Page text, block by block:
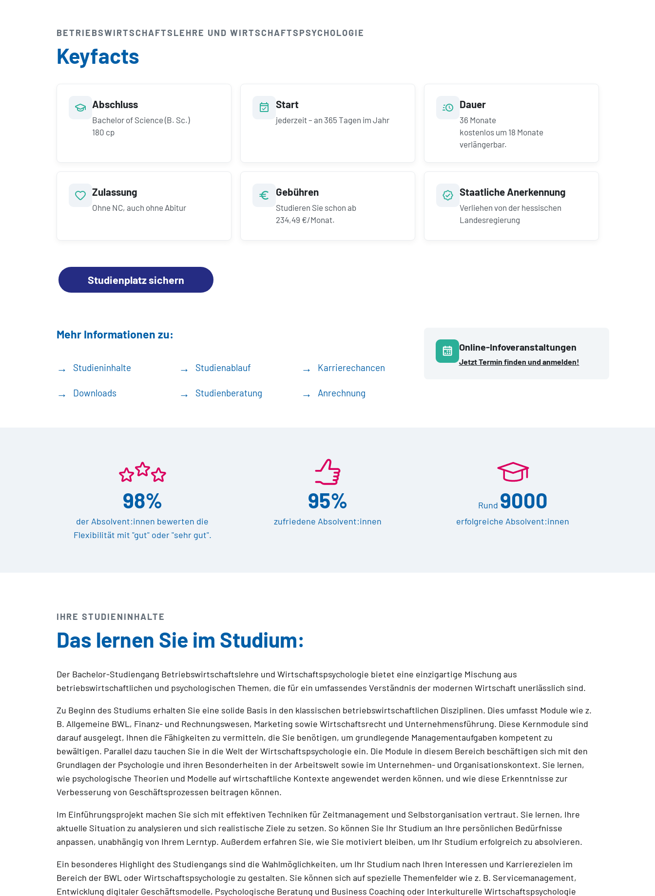
BETRIEBS­WIRTSCHAFTS­LEHRE UND WIRTSCHAFTS­PSYCHOLOGIE
Keyfacts
Abschluss
Bachelor of Science (B. Sc.)
180 cp
Start
jederzeit – an 365 Tagen im Jahr
Dauer
36 Monate
kostenlos um 18 Monate
verlängerbar.
Zulassung
Ohne NC, auch ohne Abitur
Gebühren
Studieren Sie schon ab
234,49 €/Monat.
Staatliche Anerkennung
Verliehen von der hessischen
Landesregierung
Studienplatz sichern
Mehr Informationen zu:
Studieninhalte Studienablauf Karrierechancen
Downloads Studienberatung Anrechnung
Online-Infoveranstaltungen
Jetzt Termin finden und anmelden!
98%
der Absolvent:innen bewerten die
Flexibilität mit "gut" oder "sehr gut".
95%
zufriedene Absolvent:innen
Rund 9000
erfolgreiche Absolvent:innen
IHRE STUDIENINHALTE
Das lernen Sie im Studium:
Der Bachelor-Studiengang Betriebswirtschaftslehre und Wirtschaftspsychologie bietet eine einzigartige Mischung aus
betriebswirtschaftlichen und psychologischen Themen, die für ein umfassendes Verständnis der modernen Wirtschaft unerlässlich sind.
Zu Beginn des Studiums erhalten Sie eine solide Basis in den klassischen betriebswirtschaftlichen Disziplinen. Dies umfasst Module wie z.
B. Allgemeine BWL, Finanz- und Rechnungswesen, Marketing sowie Wirtschaftsrecht und Unternehmensführung. Diese Kernmodule sind
darauf ausgelegt, Ihnen die Fähigkeiten zu vermitteln, die Sie benötigen, um grundlegende Managementaufgaben kompetent zu
bewältigen. Parallel dazu tauchen Sie in die Welt der Wirtschaftspsychologie ein. Die Module in diesem Bereich beschäftigen sich mit den
Grundlagen der Psychologie und ihren Besonderheiten in der Arbeitswelt sowie im Unternehmen- und Organisationskontext. Sie lernen,
wie psychologische Theorien und Modelle auf wirtschaftliche Kontexte angewendet werden können, und wie diese Erkenntnisse zur
Verbesserung von Geschäftsprozessen beitragen können.
Im Einführungsprojekt machen Sie sich mit effektiven Techniken für Zeitmanagement und Selbstorganisation vertraut. Sie lernen, Ihre
aktuelle Situation zu analysieren und sich realistische Ziele zu setzen. So können Sie Ihr Studium an Ihre persönlichen Bedürfnisse
anpassen, unabhängig von Ihrem Lerntyp. Außerdem erfahren Sie, wie Sie motiviert bleiben, um Ihr Studium erfolgreich zu absolvieren.
Ein besonderes Highlight des Studiengangs sind die Wahlmöglichkeiten, um Ihr Studium nach Ihren Interessen und Karrierezielen im
Bereich der BWL oder Wirtschaftspsychologie zu gestalten. Sie können sich auf spezielle Themenfelder wie z. B. Servicemanagement,
Entwicklung digitaler Geschäftsmodelle, Psychologische Beratung und Business Coaching oder Interkulturelle Wirtschaftspsychologie